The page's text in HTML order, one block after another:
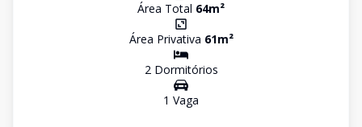
Área Total 64m²
Área Privativa 61m²
2Dormitórios
1 Vaga